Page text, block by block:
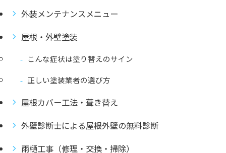
外装メンテナンスメニュー
屋根・外壁塗装
こんな症状は塗り替えのサイン
正しい塗装業者の選び方
屋根カバー工法・葺き替え
外壁診断士による屋根外壁の無料診断
雨樋工事（修理・交換・掃除）